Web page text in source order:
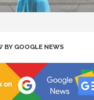
BY GOOGLE NEWS